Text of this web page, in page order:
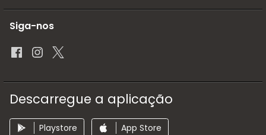
Siga-nos
Descarregue a aplicação
Playstore App Store